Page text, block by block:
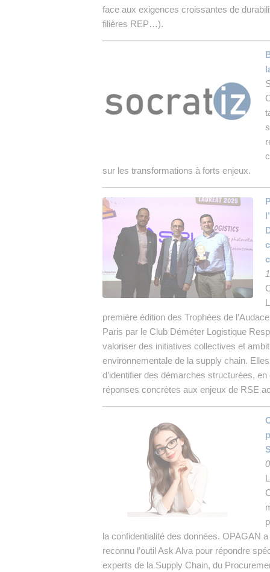
face aux exigences croissantes de
filières REP…).
sur les transformations à forts enjeux.
première édition des Trophées de
Paris par le Club Déméter Logistique
valoriser des initiatives collectives et
environnementale de la supply chain.
d’identifier des démarches structurées,
réponses concrètes aux enjeux de RSE
la confidentialité des données. OPAGAN
reconnu l’outil Ask Alva pour répondre
experts de la Supply Chain, du